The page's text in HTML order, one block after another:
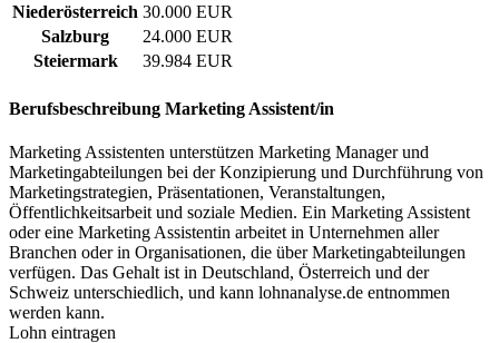
Niederösterreich 30.000 EUR
Salzburg
24.000 EUR
Steiermark
39.984 EUR
Berufsbeschreibung Marketing Assistent/in
Marketing Assistenten unterstützen Marketing Manager und
Marketingabteilungen bei der Konzipierung und Durchführung von
Marketingstrategien, Präsentationen, Veranstaltungen,
Öffentlichkeitsarbeit und soziale Medien. Ein Marketing Assistent
oder eine Marketing Assistentin arbeitet in Unternehmen aller
Branchen oder in Organisationen, die über Marketingabteilungen
verfügen. Das Gehalt ist in Deutschland, Österreich und der
Schweiz unterschiedlich, und kann lohnanalyse.de entnommen
werden kann.
Lohn eintragen